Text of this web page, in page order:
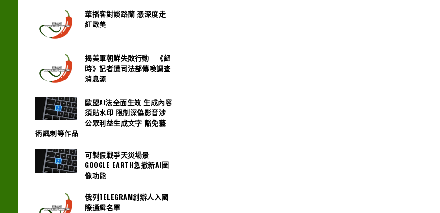
華播客對談路蘭 憑深度走
紅歐美
揭美軍朝鮮失敗行動 《紐
時》記者遭司法部傳喚調查
消息源
歐盟AI法全面生效 生成內容
須貼水印 限制深偽影音涉
公眾利益生成文字 豁免藝
術諷刺等作品
可製假戰爭天災場景
GOOGLE EARTH急撤新AI圖
像功能
俄列TELEGRAM創辦人入國
際通緝名單